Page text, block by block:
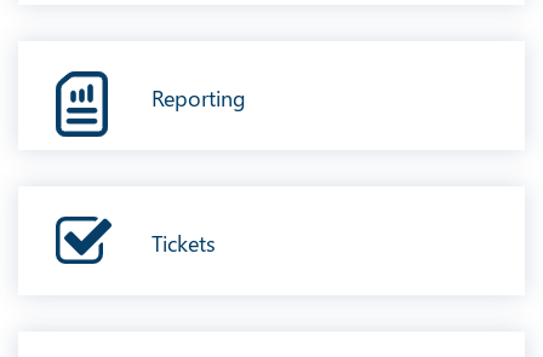
Reporting
Tickets